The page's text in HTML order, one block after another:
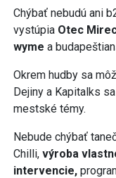
Chýbať nebudú ani
vystúpia Otec
wyme a
Okrem hudby sa
Dejiny a Kapitalks
mestské témy.
Nebude chýbať
Chilli, výroba
intervencie,